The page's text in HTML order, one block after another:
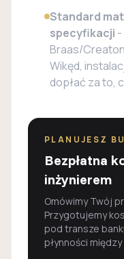
Standard
specyfikacji -
Braas/
Wikęd,
dopłać za to,
PLANUJESZ
Bezpłatna
inżynierem
Omówimy Twój
Przygotujemy
pod transze
płynności między